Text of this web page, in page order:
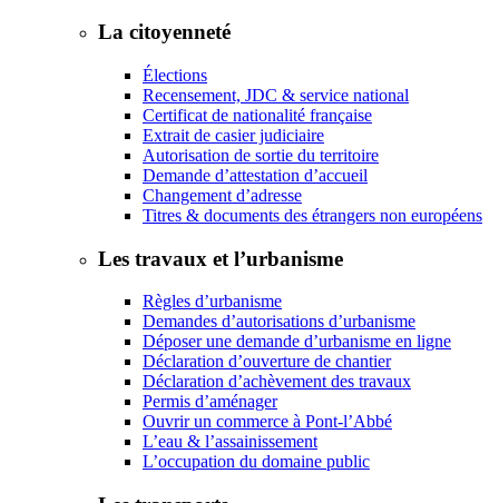
La citoyenneté
Élections
Recensement, JDC & service national
Certificat de nationalité française
Extrait de casier judiciaire
Autorisation de sortie du territoire
Demande d’attestation d’accueil
Changement d’adresse
Titres & documents des étrangers non européens
Les travaux et l’urbanisme
Règles d’urbanisme
Demandes d’autorisations d’urbanisme
Déposer une demande d’urbanisme en ligne
Déclaration d’ouverture de chantier
Déclaration d’achèvement des travaux
Permis d’aménager
Ouvrir un commerce à Pont-l’Abbé
L’eau & l’assainissement
L’occupation du domaine public